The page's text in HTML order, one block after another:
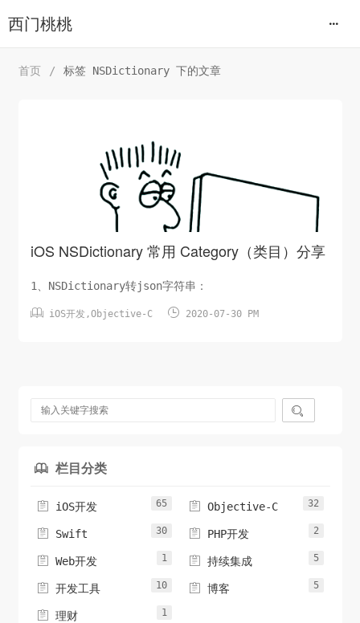
西门桃桃
首页 / 标签 NSDictionary 下的文章
iOS NSDictionary 常用 Category（类目）分享
1、NSDictionary转json字符串：
 iOS开发,Objective-C  2020-07-30 PM

 栏目分类
 iOS开发 65  Objective-C 32
 Swift 30  PHP开发 2
 Web开发 1  持续集成 5
 开发工具 10  博客 5
 理财 1